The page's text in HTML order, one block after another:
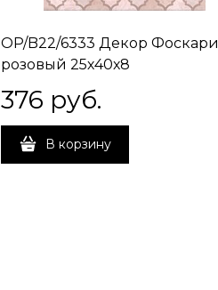
OP/B22/6333 Декор Фоскари
розовый 25х40х8
376 руб.
В корзину